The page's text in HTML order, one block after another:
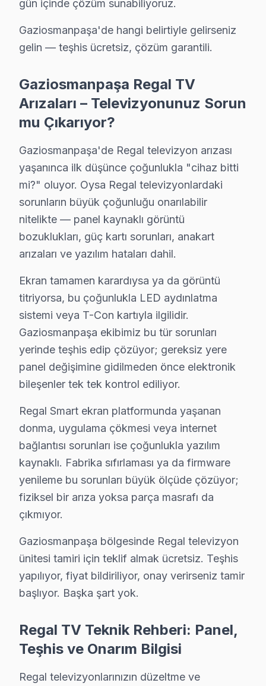
• Gaziosmanpaşa'de Sürekli Eğitim Programları
Gaziosmanpaşa servisimizde modern teknolojilere
» Her teknik işlem, titizlik ve şeffaflık ilkesiyle
Gaziosmanpaşa Regal servis Merkezi
Gaziosmanpaşa Regal uzman ekibimiz,
Gaziosmanpaşa'de bu marka teknik destek
Gaziosmanpaşa Regal servis ekibi olarak,
Gaziosmanpaşa'de Regal Tamiri — 2009'dan
2009'dan bugüne Regal servis deneyimimizin
İlk yıllarda Regal TV'lerde en büyük sorun Backlight
Gaziosmanpaşa'de 3592 işlemin %94'ü "memnun"
Somut E-E-A-T örnekleri: Backlight arızası
Gaziosmanpaşa bölgesine özgü: GOP Meydanı
Gaziosmanpaşa Regal Servisimizin Hizmet
Gaziosmanpaşa'da Regal televizyon servisi
Gaziosmanpaşa'da Regal Servisi — Sık
Gaziosmanpaşa'de Regal tamirinden sonra
Gaziosmanpaşa'de garanti kapsamındaki tüm sorunlar
Hafta sonu Regal TV servisi alabilir miyim?
Hafta içi ve hafta sonu Cumartesi dahil
Regal TV'de ses var ama görüntü yok, ne
Bu belirti Gaziosmanpaşa'de genellikleLED backlight
Gaziosmanpaşa'de Regal TV'nizi tamir ettirmek için
Fabrika Servis olarak Gaziosmanpaşa dahil Avrupa
Şimdi arayın: 0850 811 14 36 — Gaziosmanpaşa'ye
gün içinde çözüm sunabiliyoruz.
Gaziosmanpaşa'de hangi belirtiyle gelirseniz
gelin — teşhis ücretsiz, çözüm garantili.
Gaziosmanpaşa Regal TV
Arızaları – Televizyonunuz Sorun
mu Çıkarıyor?
Gaziosmanpaşa'de Regal televizyon arızası
yaşanınca ilk düşünce çoğunlukla "cihaz bitti
mi?" oluyor. Oysa Regal televizyonlardaki
sorunların büyük çoğunluğu onarılabilir
nitelikte — panel kaynaklı görüntü
bozuklukları, güç kartı sorunları, anakart
arızaları ve yazılım hataları dahil.
Ekran tamamen karardıysa ya da görüntü
titriyorsa, bu çoğunlukla LED aydınlatma
sistemi veya T-Con kartıyla ilgilidir.
Gaziosmanpaşa ekibimiz bu tür sorunları
yerinde teşhis edip çözüyor; gereksiz yere
panel değişimine gidilmeden önce elektronik
bileşenler tek tek kontrol ediliyor.
Regal Smart ekran platformunda yaşanan
donma, uygulama çökmesi veya internet
bağlantısı sorunları ise çoğunlukla yazılım
kaynaklı. Fabrika sıfırlaması ya da firmware
yenileme bu sorunları büyük ölçüde çözüyor;
fiziksel bir arıza yoksa parça masrafı da
çıkmıyor.
Gaziosmanpaşa bölgesinde Regal televizyon
ünitesi tamiri için teklif almak ücretsiz. Teşhis
yapılıyor, fiyat bildiriliyor, onay verirseniz tamir
başlıyor. Başka şart yok.
Regal TV Teknik Rehberi: Panel,
Teşhis ve Onarım Bilgisi
Regal televizyonlarınızın düzeltme ve